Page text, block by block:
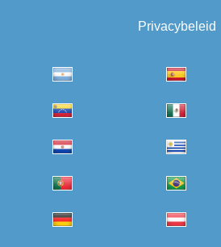
Privacybeleid